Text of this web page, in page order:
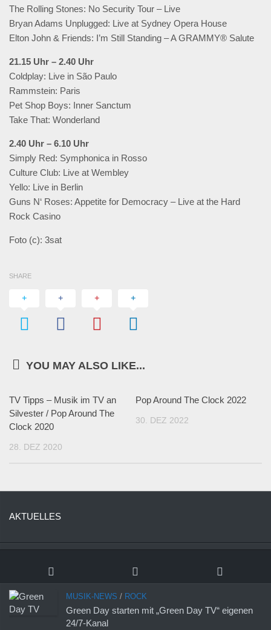
The Rolling Stones: No Security Tour – Live
Bryan Adams Unplugged: Live at Sydney Opera House
Elton John & Friends: I’m Still Standing – A GRAMMY® Salute
21.15 Uhr – 2.40 Uhr
Coldplay: Live in São Paulo
Rammstein: Paris
Pet Shop Boys: Inner Sanctum
Take That: Wonderland
2.40 Uhr – 6.10 Uhr
Simply Red: Symphonica in Rosso
Culture Club: Live at Wembley
Yello: Live in Berlin
Guns N‘ Roses: Appetite for Democracy – Live at the Hard
Rock Casino
Foto (c): 3sat
SHARE
YOU MAY ALSO LIKE...
TV Tipps – Musik im TV an
Silvester / Pop Around The
Clock 2020
28. DEZ 2020
Pop Around The Clock 2022
30. DEZ 2022
AKTUELLES
MUSIK-NEWS / ROCK
Green Day starten mit „Green Day TV“ eigenen
24/7-Kanal